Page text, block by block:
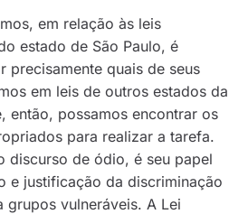
em relação às leis
estado de São Paulo, é
precisamente quais de seus
em leis de outros estados da
então, possamos encontrar os
para realizar a tarefa.
discurso de ódio, é seu papel
e justificação da discriminação
grupos vulneráveis. A Lei